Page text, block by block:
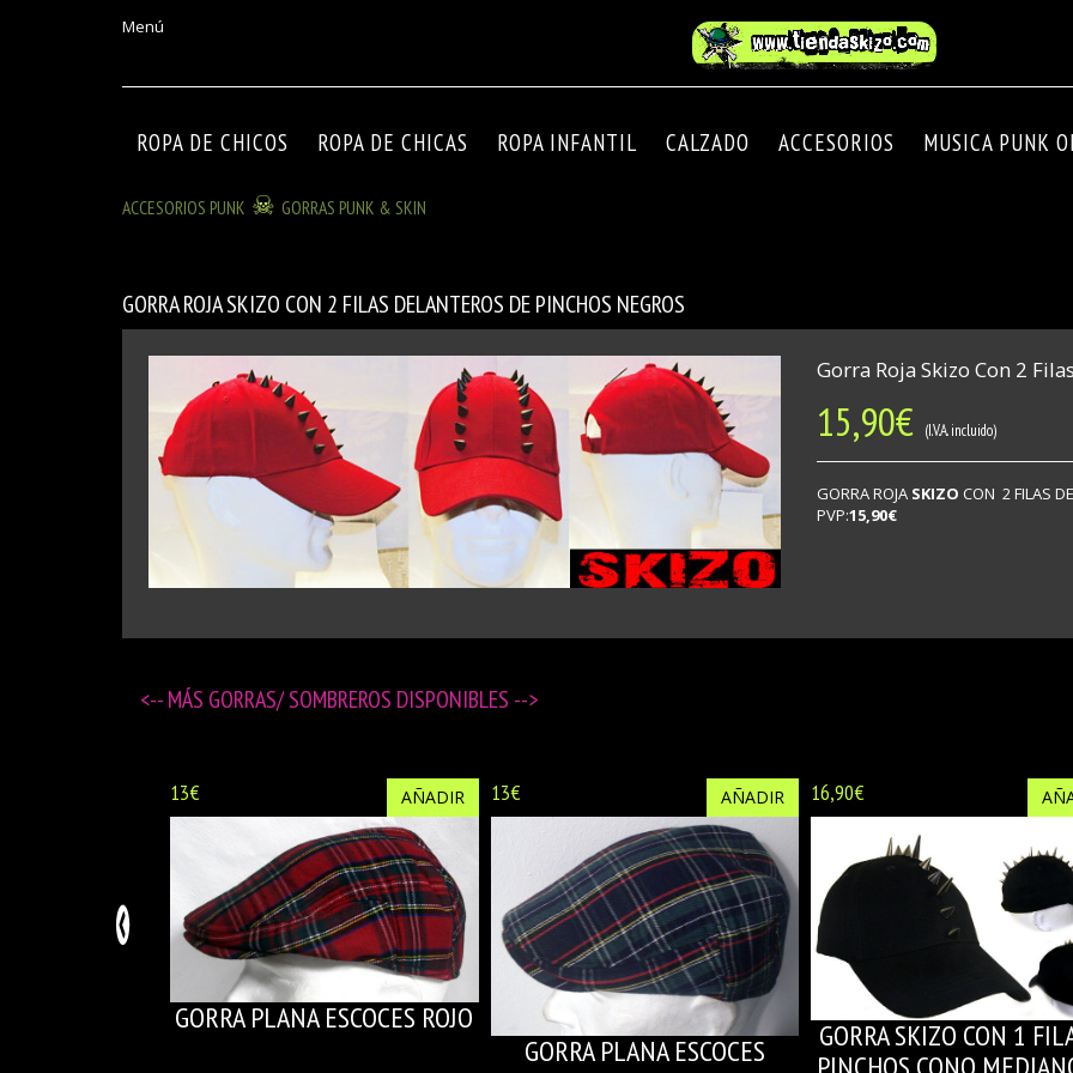
Menú
ROPA DE CHICOS ROPA DE CHICAS ROPA INFANTIL CALZADO ACCESORIOS MUSICA PUNK
ACCESORIOS PUNK GORRAS PUNK & SKIN
GORRA ROJA SKIZO CON 2 FILAS DELANTEROS DE PINCHOS NEGROS
Gorra Roja Skizo Con 2
15,90€ (I.V.A. incluido)
GORRA ROJA SKIZO CON 2 FILAS
PVP:15,90€
<-- MÁS GORRAS/ SOMBREROS DISPONIBLES -->
13€ AÑADIR
GORRA PLANA ESCOCES ROJO
13€ AÑADIR
GORRA PLANA ESCOCES
16,90€
GORRA SKIZO CON 1